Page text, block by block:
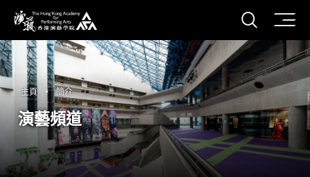
香港演藝學院
打開
主頁 簡介
演藝頻道